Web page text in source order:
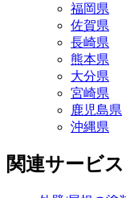
福岡県
佐賀県
長崎県
熊本県
大分県
宮崎県
鹿児島県
沖縄県
関連サービ